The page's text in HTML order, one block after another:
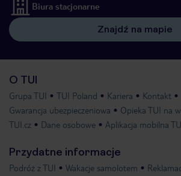
Biura stacjonarne
Znajdź na mapie
O TUI
Grupa TUI TUI Poland Kariera
Kontakt
Gwarancja ubezpieczeniowa
Opieka TUI na
TUI.cz
Dane osobowe Aplikacja mobilna
Przydatne informacje
Podróż z TUI Wakacje samolotem